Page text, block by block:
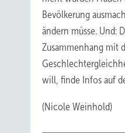
Bevölkerung
ändern müsse. Und:
Zusammenhang mit
will, finde Infos auf
(Nicole Weinhold)